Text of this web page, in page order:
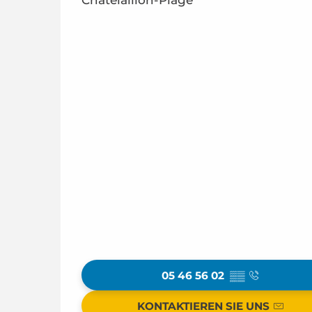
05 46 56 02 ▒▒
KONTAKTIEREN SIE UNS